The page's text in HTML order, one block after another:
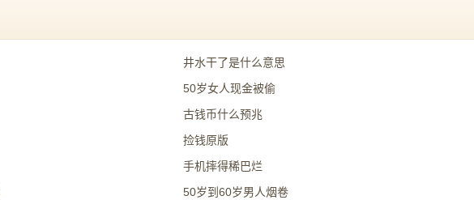
井水干了是什么意思
50岁女人现金被偷
古钱币什么预兆
捡钱原版
手机摔得稀巴烂
50岁到60岁男人烟卷